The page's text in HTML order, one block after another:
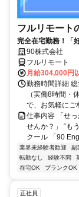
フルリモート
完全在宅勤務！「
90株式会社
フルリモート
月給304,000円
勤務時間詳細
（実働8時間
で、お気軽にご
仕事内容 「せ
せんか？」 “も
クール 「90
業界未経験者歓迎 副
転勤なし
経験不問
在宅OK
ブランクOK
正社員